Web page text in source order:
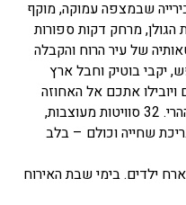
שבמצפה עמוקה, מוקף
הגולן, מרחק דקות ספורות
של עיר הרוח והקבלה
יקבי בוטיק וחבל ארץ
אתכם אל האחוזה
הבנויה אבן טבעית המשתלבת בנוף ההרי. 32 סוויטות מעוצבות,
שחייה וכולם – בלב
ילדים. בימי שבת האירוח